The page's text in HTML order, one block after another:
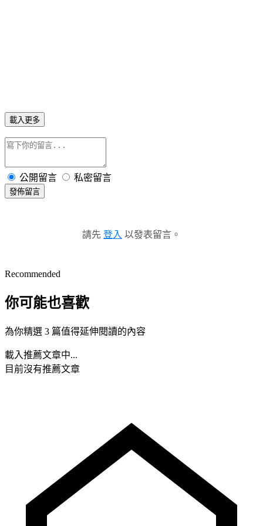
載入更多
公開留言 私密留言
發佈留言
請先 登入 以發表留言。
Recommended
你可能也喜歡
為你精選 3 篇值得延伸閱讀的內容
載入推薦文章中...
目前沒有推薦文章